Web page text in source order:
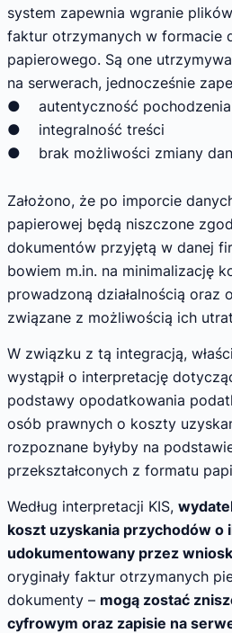
system zapewnia wgranie
faktur otrzymanych w formacie
papierowego. Są one
na serwerach, jednocześnie
● autentyczność pochodzenia
● integralność treści
● brak możliwości zmiany
Założono, że po imporcie
papierowej będą niszczone
dokumentów przyjętą w danej
bowiem m.in. na minimalizację
prowadzoną działalnością oraz
związane z możliwością ich
W związku z tą integracją,
wystąpił o interpretację
podstawy opodatkowania
osób prawnych o koszty
rozpoznane byłyby na
przekształconych z formatu
Według interpretacji KIS,
koszt uzyskania przychodów o
udokumentowany przez
oryginały faktur otrzymanych
dokumenty – mogą zostać
cyfrowym oraz zapisie na